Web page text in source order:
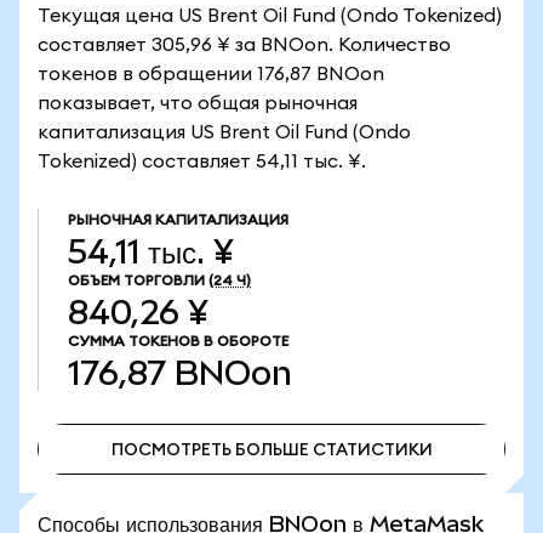
Текущая цена US Brent Oil Fund (Ondo Tokenized)
составляет 305,96 ¥ за BNOon. Количество
токенов в обращении 176,87 BNOon
показывает, что общая рыночная
капитализация US Brent Oil Fund (Ondo
Tokenized) составляет 54,11 тыс. ¥.
РЫНОЧНАЯ КАПИТАЛИЗАЦИЯ
54,11 тыс. ¥
ОБЪЕМ ТОРГОВЛИ (24 Ч)
840,26 ¥
СУММА ТОКЕНОВ В ОБОРОТЕ
176,87 BNOon
ПОСМОТРЕТЬ БОЛЬШЕ СТАТИСТИКИ
Способы использования BNOon в MetaMask